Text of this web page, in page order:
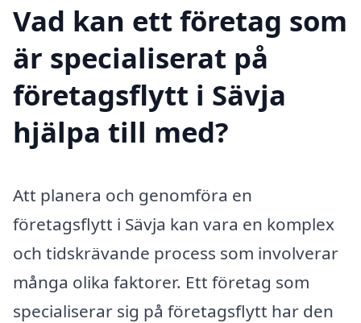
Vad kan ett företag som
är specialiserat på
företagsflytt i Sävja
hjälpa till med?
Att planera och genomföra en
företagsflytt i Sävja kan vara en komplex
och tidskrävande process som involverar
många olika faktorer. Ett företag som
specialiserar sig på företagsflytt har den